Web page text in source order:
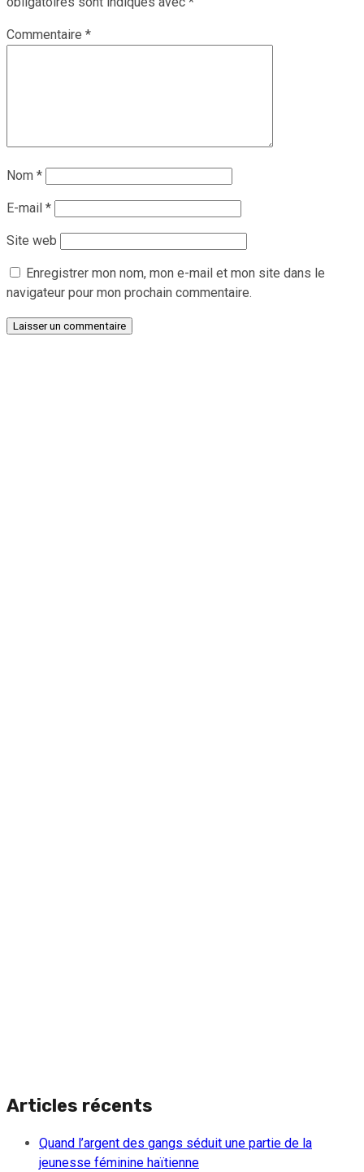
Commentaire *
Nom *
E-mail *
Site web
Enregistrer mon nom, mon e-mail et mon site dans le
navigateur pour mon prochain commentaire.
Articles récents
Quand l’argent des gangs séduit une partie de la
jeunesse féminine haïtienne